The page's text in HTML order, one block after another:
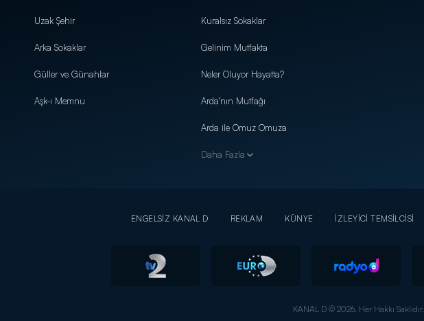
Uzak Şehir
Arka Sokaklar
Güller ve Günahlar
Aşk-ı Memnu
Kuralsız Sokaklar
Gelinim Mutfakta
Neler Oluyor Hayatta?
Arda'nın Mutfağı
Arda ile Omuz Omuza
Daha Fazla
ENGELSİZ KANAL D REKLAM KÜNYE İZLEYİCİ TEMSİLCİSİ
KANAL D © 2026. Her Hakkı Saklıdır.